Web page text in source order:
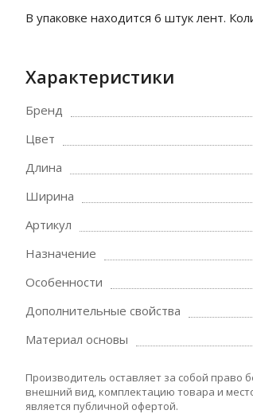
В упаковке находится 6 штук лент.
Характеристики
Бренд
Цвет
Длина
Ширина
Артикул
Назначение
Особенности
Дополнительные свойства
Материал основы
Производитель оставляет за собой право
внешний вид, комплектацию товара и
является публичной офертой.